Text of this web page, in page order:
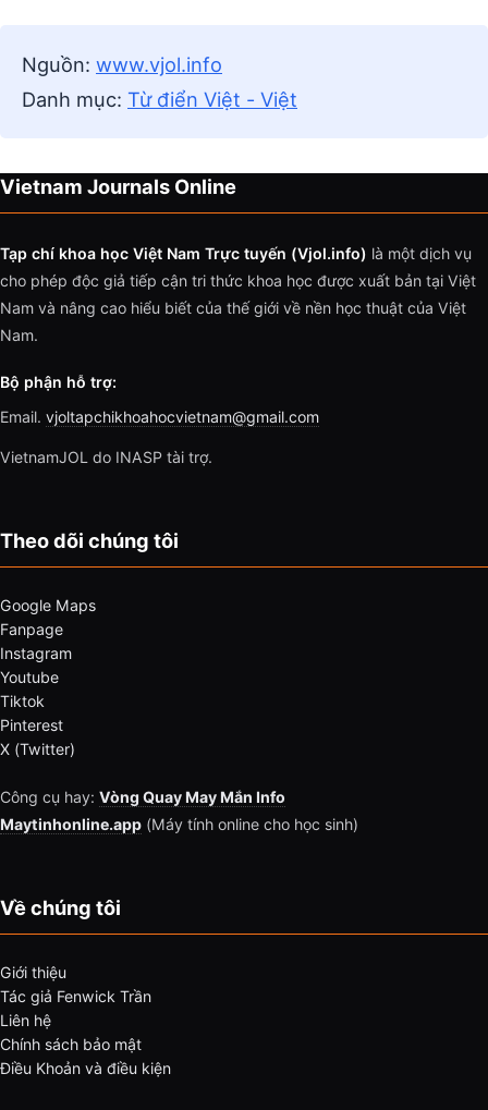
Nguồn: www.vjol.info
Danh mục: Từ điển Việt - Việt
Vietnam Journals Online
Tạp chí khoa học Việt Nam Trực tuyến (Vjol.info) là một dịch vụ
cho phép độc giả tiếp cận tri thức khoa học được xuất bản tại Việt
Nam và nâng cao hiểu biết của thế giới về nền học thuật của Việt
Nam.
Bộ phận hỗ trợ:
Email. vjoltapchikhoahocvietnam@gmail.com
VietnamJOL do INASP tài trợ.
Theo dõi chúng tôi
Google Maps
Fanpage
Instagram
Youtube
Tiktok
Pinterest
X (Twitter)
Công cụ hay: Vòng Quay May Mắn Info
Maytinhonline.app (Máy tính online cho học sinh)
Về chúng tôi
Giới thiệu
Tác giả Fenwick Trần
Liên hệ
Chính sách bảo mật
Điều Khoản và điều kiện